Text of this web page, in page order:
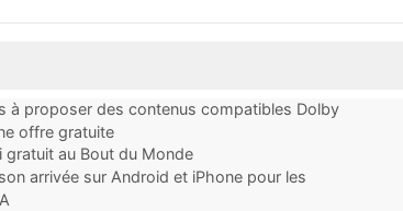
à proposer des contenus compatibles Dolby
offre gratuite
gratuit au Bout du Monde
arrivée sur Android et iPhone pour les